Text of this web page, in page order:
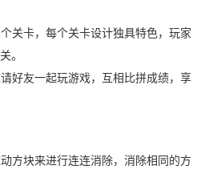
关卡，每个关卡设计独具特色，玩家
。
好友一起玩游戏，互相比拼成绩，享
方块来进行连连消除，消除相同的方